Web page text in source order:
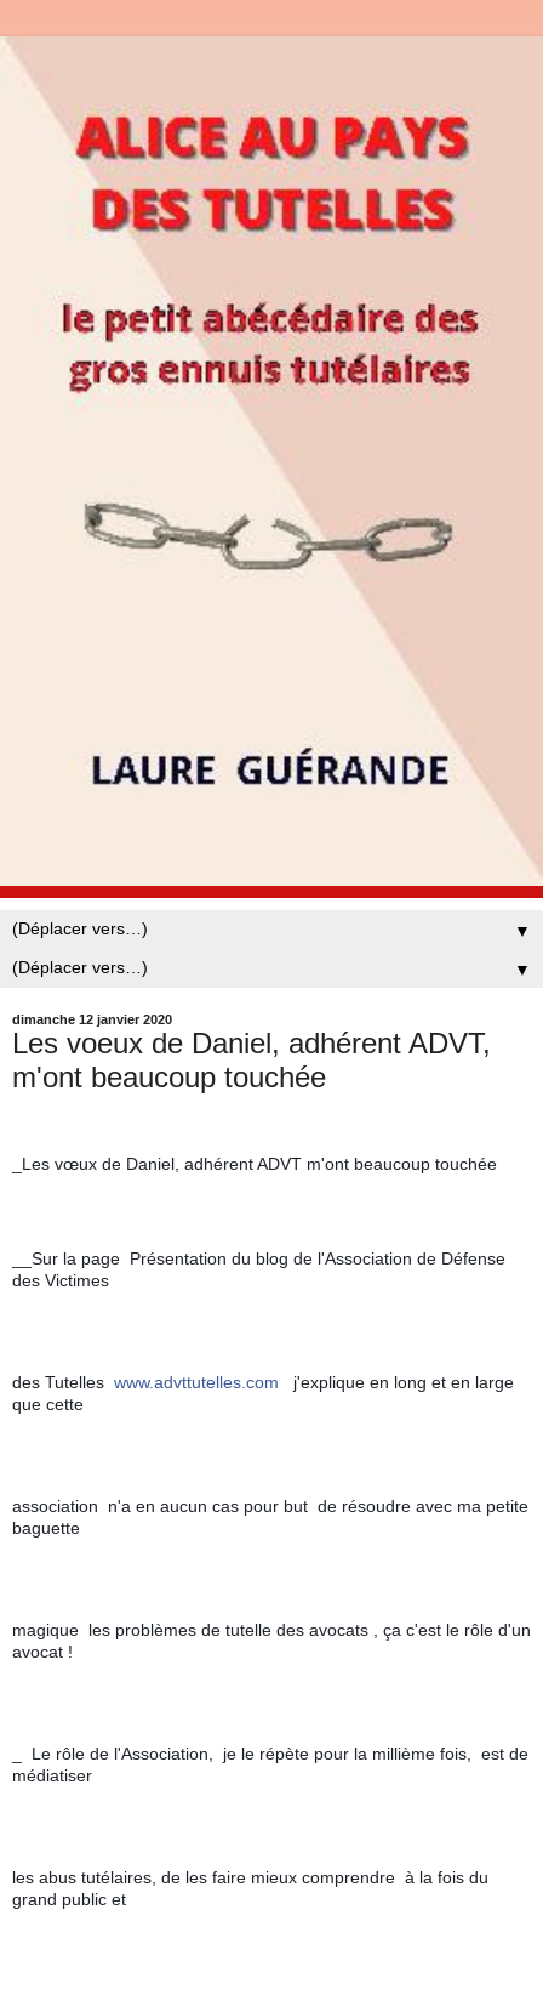
▼
▼
dimanche 12 janvier 2020
Les voeux de Daniel, adhérent ADVT,
m'ont beaucoup touchée
_Les vœux de Daniel, adhérent ADVT m'ont beaucoup touchée
__Sur la page  Présentation du blog de l'Association de Défense
des Victimes
des Tutelles www.advttutelles.com j'explique en long et en large
que cette
association  n'a en aucun cas pour but  de résoudre avec ma petite
baguette
magique  les problèmes de tutelle des avocats , ça c'est le rôle d'un
avocat !
_  Le rôle de l'Association,  je le répète pour la millième fois,  est de
médiatiser
les abus tutélaires, de les faire mieux comprendre  à la fois du
grand public et